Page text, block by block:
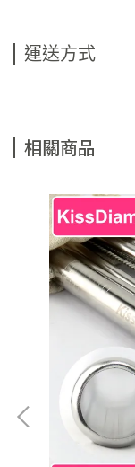
運送方式
相關商品